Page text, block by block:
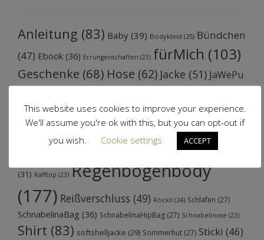
Anleitung (83) Baby (39) Bodykleid (25) Bündchen
(47) Ebook (36) Errungenschaften (23) fürMich (103)
Geschenke (68) Hose (62) Jacke (51) JaWePu
Kapuzenkleid(50) Kleid(63)Leder(67)
Nachtwäsche (44) Nicky(39) Nähen
Praktisches Probenähen(70) Puschen
(31) Rafftop (23) Regenbogenbody
(177) Reißverschluss (49) Röckli (24) Schlafen (27)
SchnabelinaBag (36) SchnabelinaHipBag (27) Schnabelinose (23)
Shirt (83) softshelljacke (29) Sommerhut (27) Sticki (46)
This website uses cookies to improve your experience.
We'll assume you're ok with this, but you can opt-out if
you wish.
Cookie settings ACCEPT